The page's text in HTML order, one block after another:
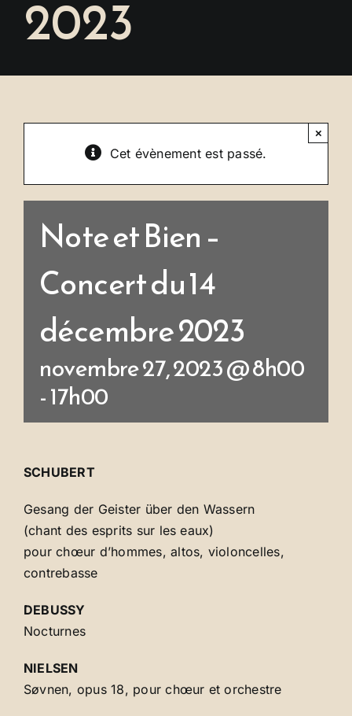
Se connecter
2023
Cet évènement est passé.
×
Note et Bien –
Concert du 14
décembre 2023
novembre 27, 2023 @ 8h00
-17h00
SCHUBERT
Gesang der Geister über den Wassern
(chant des esprits sur les eaux)
pour chœur d’hommes, altos, violoncelles,
contrebasse
DEBUSSY
Nocturnes
NIELSEN
Søvnen, opus 18, pour chœur et orchestre